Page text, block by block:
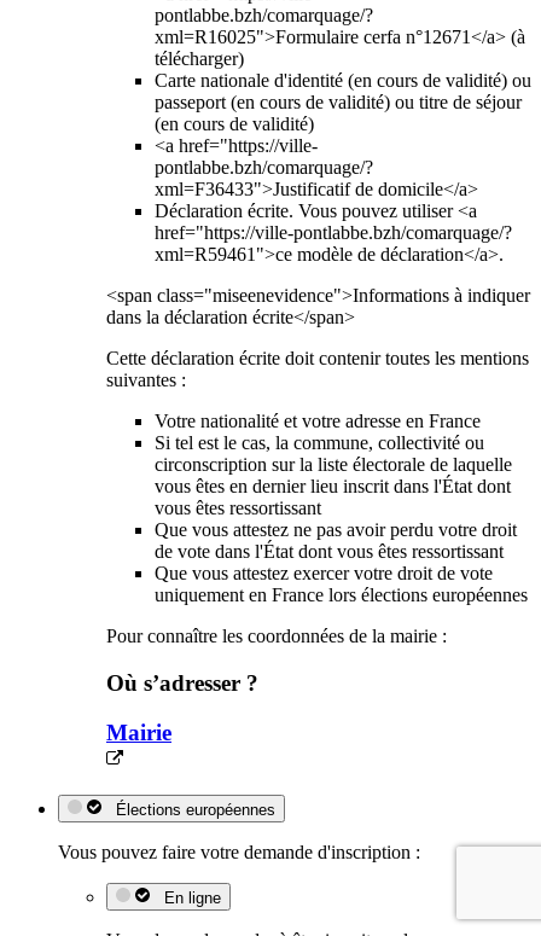
pontlabbe.bzh/comarquage/?
xml=R16025">Formulaire cerfa n°12671</a> (à
télécharger)
Carte nationale d'identité (en cours de validité) ou
passeport (en cours de validité) ou titre de séjour
(en cours de validité)
<a href="https://ville-
pontlabbe.bzh/comarquage/?
xml=F36433">Justificatif de domicile</a>
Déclaration écrite. Vous pouvez utiliser <a
href="https://ville-pontlabbe.bzh/comarquage/?
xml=R59461">ce modèle de déclaration</a>.
<span class="miseenevidence">Informations à indiquer
dans la déclaration écrite</span>
Cette déclaration écrite doit contenir toutes les mentions
suivantes :
Votre nationalité et votre adresse en France
Si tel est le cas, la commune, collectivité ou
circonscription sur la liste électorale de laquelle
vous êtes en dernier lieu inscrit dans l'État dont
vous êtes ressortissant
Que vous attestez ne pas avoir perdu votre droit
de vote dans l'État dont vous êtes ressortissant
Que vous attestez exercer votre droit de vote
uniquement en France lors élections européennes
Pour connaître les coordonnées de la mairie :
Où s’adresser ?
Mairie
Élections européennes
Vous pouvez faire votre demande d'inscription :
En ligne